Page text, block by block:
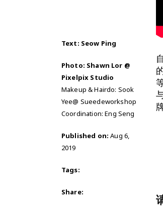
Text: Seow Ping
Photo: Shawn Lor @
Pixelpix Studio
Makeup & Hairdo: Sook
Yee@ Sueedeworkshop
Coordination: Eng Seng
Published on: Aug 6,
2019
Tags:
Share: